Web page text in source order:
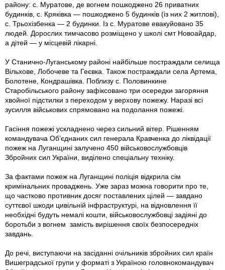
району: с. Муратове, де вогнем пошкоджено 26 приватних
будинків, с. Кряківка — пошко­джено 5 будинків (iз них 2 житлові),
с. Трьохізбенка — 2 будинки. Із с. Муратове евакуйовано 35
людей. Дорослих тимчасово розміщено у школі смт Новоайдар,
а дітей — у місцевій лікарні.
У Станично-Луганському районі найбільше постраждали селища
Вільхове, Лобочеве та Геєвка. Також постраждали села Артема,
Болотене, Кондрашівка. Поблизу с. Половинкине
Старобільського району зафіксовано три осередки загоряння
хвойної підстилки з переходом у верхову пожежу. Наразі всі
зусилля військових спрямовано на подолання пожежі.
Гасіння пожежі ускладнено через сильний вітер. Рішенням
командувача Об’єднаних сил генерала Кравченка до ліквідації
пожеж на Луганщині залучено 450 військовослужбовців
Збройних сил України, виділено спеціальну техніку.
За фактами пожеж на Луганщині поліція відкрила сім
кримінальних проваджень. Уже зараз можна говорити про те,
що частково противник досяг поставлених цілей — завдано
суттєвої шкоди цивільній інфраструктурі, на відновлення її
необхідні будуть немалі кошти, військовослужбовці задіяні до
боротьби з вогнем замість вирішення своїх безпосередніх
завдань.
До речі, виступаючи на засіданні очільників збройних сил країн
Вишеградської групи у форматі з Україною головнокомандувач